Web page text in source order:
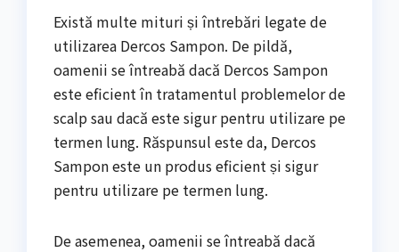
Există multe mituri și întrebări legate de
utilizarea Dercos Sampon. De pildă,
oamenii se întreabă dacă Dercos Sampon
este eficient în tratamentul problemelor de
scalp sau dacă este sigur pentru utilizare pe
termen lung. Răspunsul este da, Dercos
Sampon este un produs eficient și sigur
pentru utilizare pe termen lung.
De asemenea, oamenii se întreabă dacă